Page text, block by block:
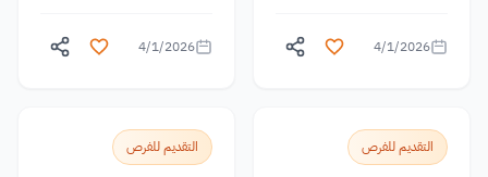
4/1/2026
4/1/2026
التقديم للفرص التقديم للفرص